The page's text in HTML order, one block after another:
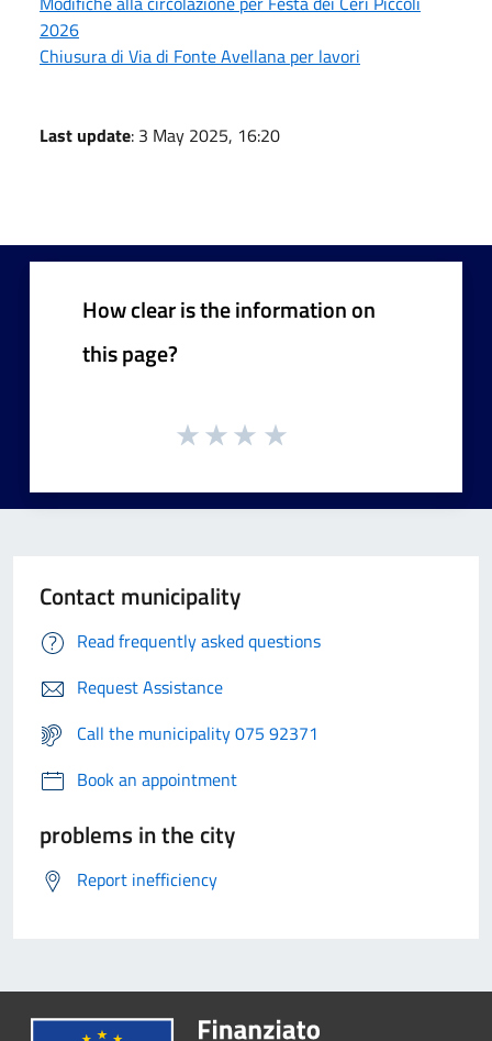
2026
Chiusura di Via di Fonte Avellana per lavori
Last update: 3 May 2025, 16:20
How clear is the information on
this page?
Contact municipality
Read frequently asked questions
Request Assistance
Call the municipality 075 92371
Book an appointment
problems in the city
Report inefficiency